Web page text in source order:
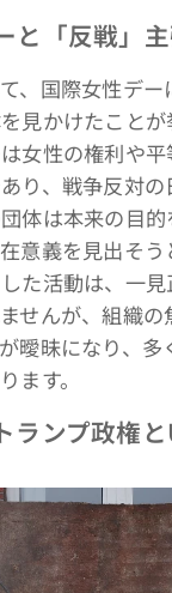
と「反戦」
、国際女性デー
見かけたこと
女性の権利や
り、戦争反対
体は本来の目
意義を見出そ
た活動は、一
せんが、組織
曖昧になり、
ます。
ランプ政権